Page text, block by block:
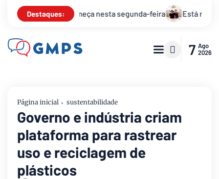
Destaques:
feira Está na hora de receber 2025 com o réveillon “Ano
7 Ago
2026
Página inicial sustentabilidade
Governo e indústria criam
plataforma para rastrear
uso e reciclagem de
plásticos